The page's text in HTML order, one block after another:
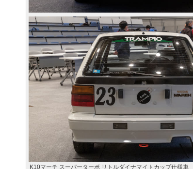
K10マーチ スーパーターボ リトルダイナマイトカップ仕様車